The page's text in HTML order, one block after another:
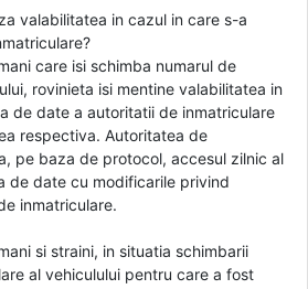
valabilitatea in cazul in care s-a
care isi schimba numarul de
rovinieta isi mentine valabilitatea in
de date a autoritatii de inmatriculare
respectiva. Autoritatea de
pe baza de protocol, accesul zilnic al
de date cu modificarile privind
inmatriculare.
si straini, in situatia schimbarii
al vehiculului pentru care a fost